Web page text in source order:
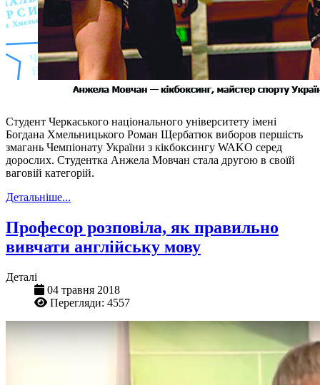
Студент Черкаського національного університету імені
Богдана Хмельницького Роман Щербатюк виборов першість
змагань Чемпіонату України з кікбоксингу WAKO серед
дорослих. Студентка Анжела Мовчан стала другою в своїй
ваговій категорій.
Детальніше...
Професор розповіла, як правильно
вивчати англійську мову
Деталі
04 травня 2018
Перегляди: 4557